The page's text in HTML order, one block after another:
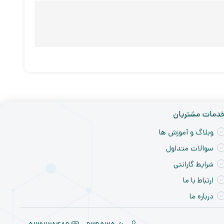
مشتریان
وبلاگ و آموزش ها
سوالات متداول
شرایط گارانتی
ارتباط با ما
درباره ما